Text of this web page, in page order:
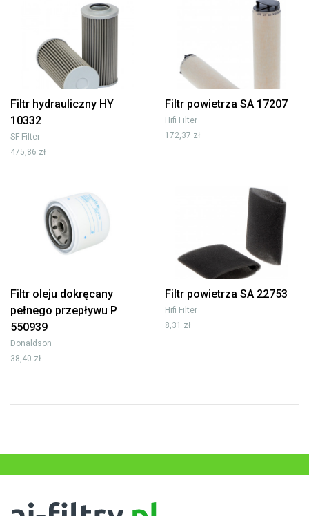
Filtr hydrauliczny HY
10332
SF Filter
475,86 zł
Filtr powietrza SA 17207
Hifi Filter
172,37 zł
Filtr oleju dokręcany
pełnego przepływu P
550939
Donaldson
38,40 zł
Filtr powietrza SA 22753
Hifi Filter
8,31 zł